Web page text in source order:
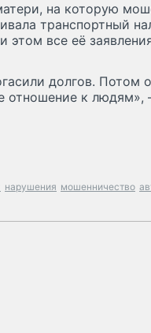
на которую
транспортный
этом все её
долгов. Потом
отношение к
нарушения мошенничество